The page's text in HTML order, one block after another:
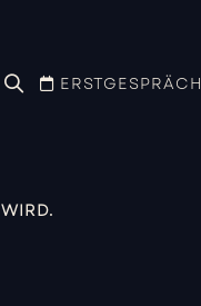
ERSTGESPRÄCH